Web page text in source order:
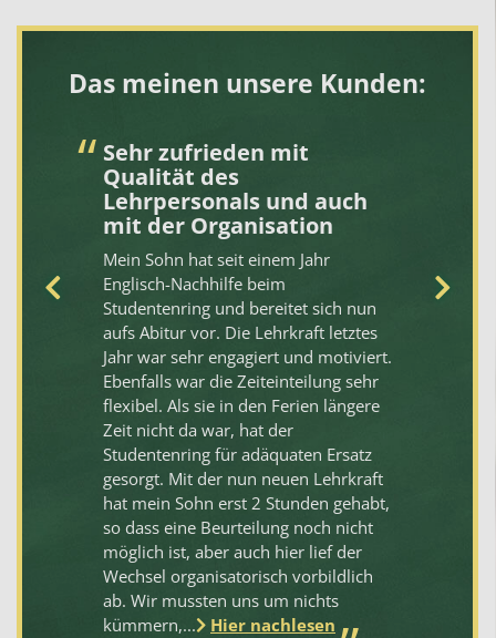
Das meinen unsere Kunden:
Sehr zufrieden mit
Qualität des
Lehrpersonals und auch
mit der Organisation
Mein Sohn hat seit einem Jahr
Englisch-Nachhilfe beim
Studentenring und bereitet sich nun
aufs Abitur vor. Die Lehrkraft letztes
Jahr war sehr engagiert und motiviert.
Ebenfalls war die Zeiteinteilung sehr
flexibel. Als sie in den Ferien längere
Zeit nicht da war, hat der
Studentenring für adäquaten Ersatz
gesorgt. Mit der nun neuen Lehrkraft
hat mein Sohn erst 2 Stunden gehabt,
so dass eine Beurteilung noch nicht
möglich ist, aber auch hier lief der
Wechsel organisatorisch vorbildlich
ab. Wir mussten uns um nichts
kümmern,...
Hier nachlesen